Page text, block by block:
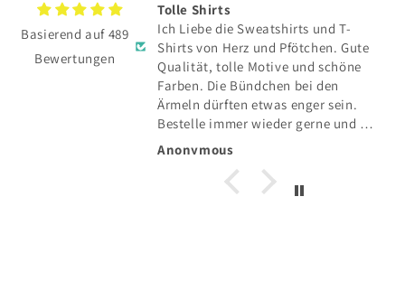
Basierend auf 489
Bewertungen
hat sich total
Tolle Shirts
Ich Liebe die Sweatshirts und T-
Shirts von Herz und Pfötchen. Gute
Qualität, tolle Motive und schöne
Farben. Die Bündchen bei den
Ärmeln dürften etwas enger sein.
Bestelle immer wieder gerne und die
Lieferung in die Schweiz klappt auch
Anonymous